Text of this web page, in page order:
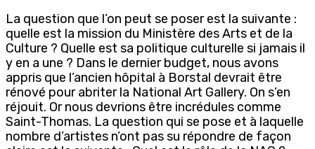
La question que l’on peut se poser est la suivante :
quelle est la mission du Ministère des Arts et de la
Culture ? Quelle est sa politique culturelle si jamais il
y en a une ? Dans le dernier budget, nous avons
appris que l’ancien hôpital à Borstal devrait être
rénové pour abriter la National Art Gallery. On s’en
réjouit. Or nous devrions être incrédules comme
Saint-Thomas. La question qui se pose et à laquelle
nombre d’artistes n’ont pas su répondre de façon